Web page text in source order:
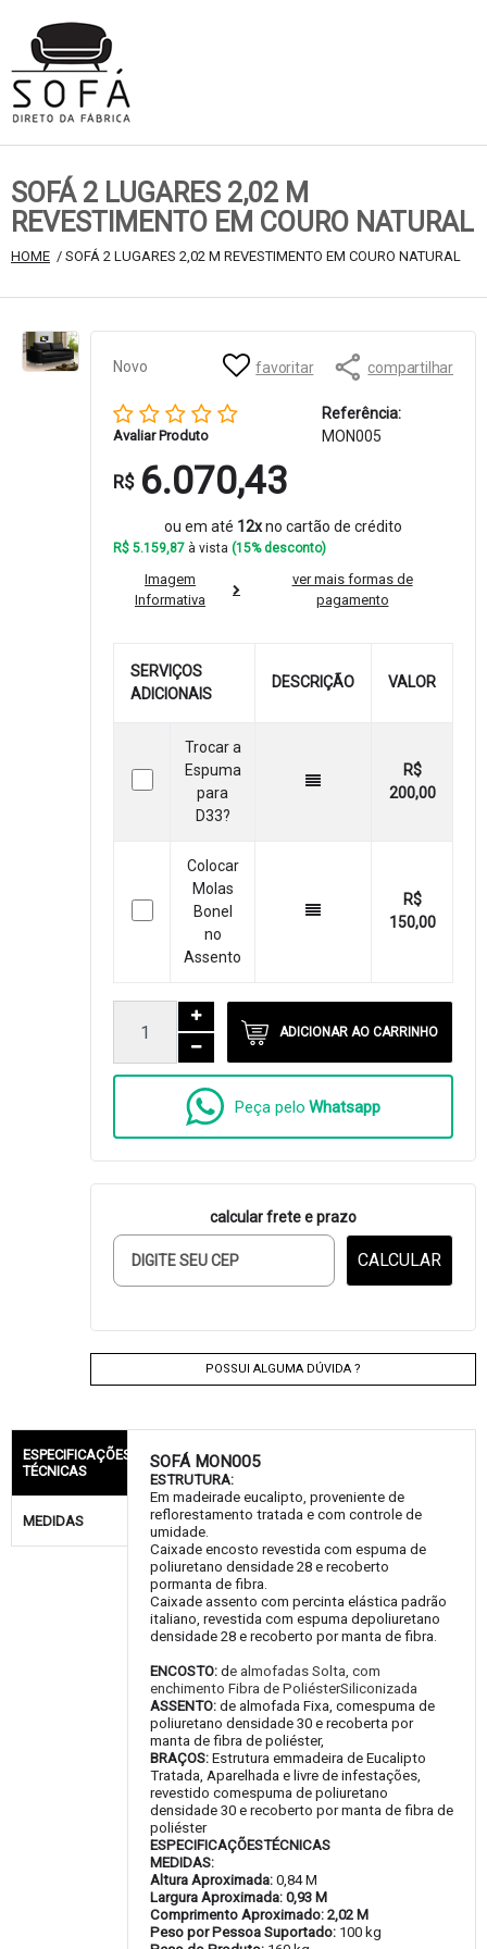
SOFÁ 2 LUGARES 2,02 M
REVESTIMENTO EM COURO NATURAL
HOME / SOFÁ 2 LUGARES 2,02 M REVESTIMENTO EM COURO NATURAL
Novo favoritar compartilhar
Avaliar Produto
Referência:
MON005
R$ 6.070,43
ou em até 12xno cartão de crédito
R$ 5.159,87 à vista (15% desconto)
Imagem
Informativa
ver mais formas de
pagamento
SERVIÇOS
ADICIONAIS
DESCRIÇÃO VALOR
Trocar a
Espuma
para
D33?
R$
200,00
Colocar
Molas
Bonel
no
Assento
R$
150,00
ADICIONAR AO CARRINHO
Peça pelo Whatsapp
calcular frete e prazo
CALCULAR
POSSUI ALGUMA DÚVIDA ?
ESPECIFICAÇÕES
TÉCNICAS
MEDIDAS
SOFÁ MON005
ESTRUTURA:
Em madeirade eucalipto, proveniente de
reflorestamento tratada e com controle de
umidade.
Caixade encosto revestida com espuma de
poliuretano densidade 28 e recoberto
pormanta de fibra.
Caixade assento com percinta elástica padrão
italiano, revestida com espuma depoliuretano
densidade 28 e recoberto por manta de fibra.
ENCOSTO: de almofadas Solta, com
enchimento Fibra de PoliésterSiliconizada
ASSENTO: de almofada Fixa, comespuma de
poliuretano densidade 30 e recoberta por
manta de fibra de poliéster,
BRAÇOS: Estrutura emmadeira de Eucalipto
Tratada, Aparelhada e livre de infestações,
revestido comespuma de poliuretano
densidade 30 e recoberto por manta de fibra de
poliéster
ESPECIFICAÇÕESTÉCNICAS
MEDIDAS:
Altura Aproximada: 0,84 M
Largura Aproximada: 0,93 M
Comprimento Aproximado: 2,02 M
Peso por Pessoa Suportado: 100 kg